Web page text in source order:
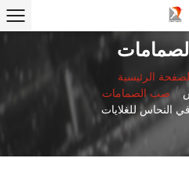
الرئيسية
صب الصمامات/
النحاس للغلايات